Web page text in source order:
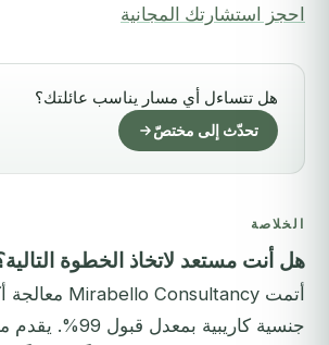
احجز استشارتك المجانية
هل تتساءل أي مسار يناسب عائلتك؟
تحدّث إلى مختصّ
الخلاصة
هل أنت مستعد لاتخاذ الخطوة
جنسية كاريبية بمعدل